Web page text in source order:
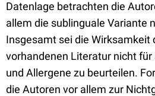
Datenlage betrachten die
allem die sublinguale Variante
Insgesamt sei die Wirksamkeit
vorhandenen Literatur nicht
und Allergene zu beurteilen.
die Autoren vor allem zur